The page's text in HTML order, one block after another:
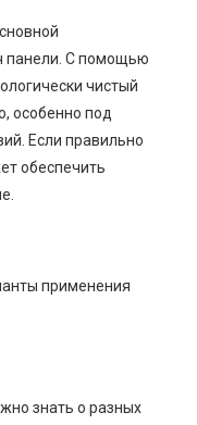
панели. С помощью
чистый
особенно под
Если правильно
обеспечить
применения
знать о разных